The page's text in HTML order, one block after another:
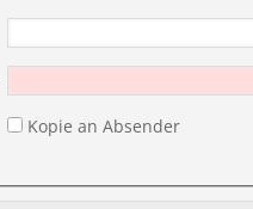
Kopie an Absender